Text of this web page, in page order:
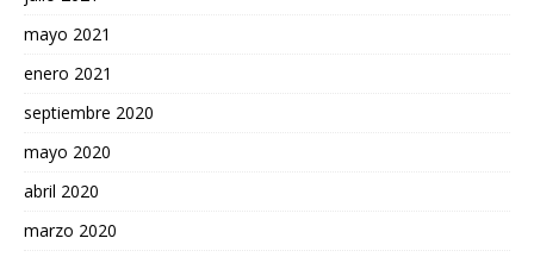
mayo 2021
enero 2021
septiembre 2020
mayo 2020
abril 2020
marzo 2020